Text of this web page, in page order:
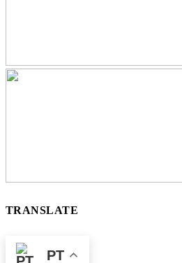
TRANSLATE
PT